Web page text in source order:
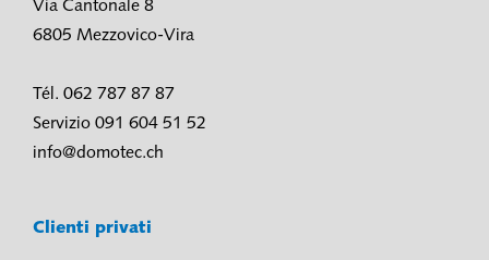
Via Cantonale 8
6805 Mezzovico-Vira
Tél. 062 787 87 87
Servizio 091 604 51 52
info@domotec.ch
Clienti privati